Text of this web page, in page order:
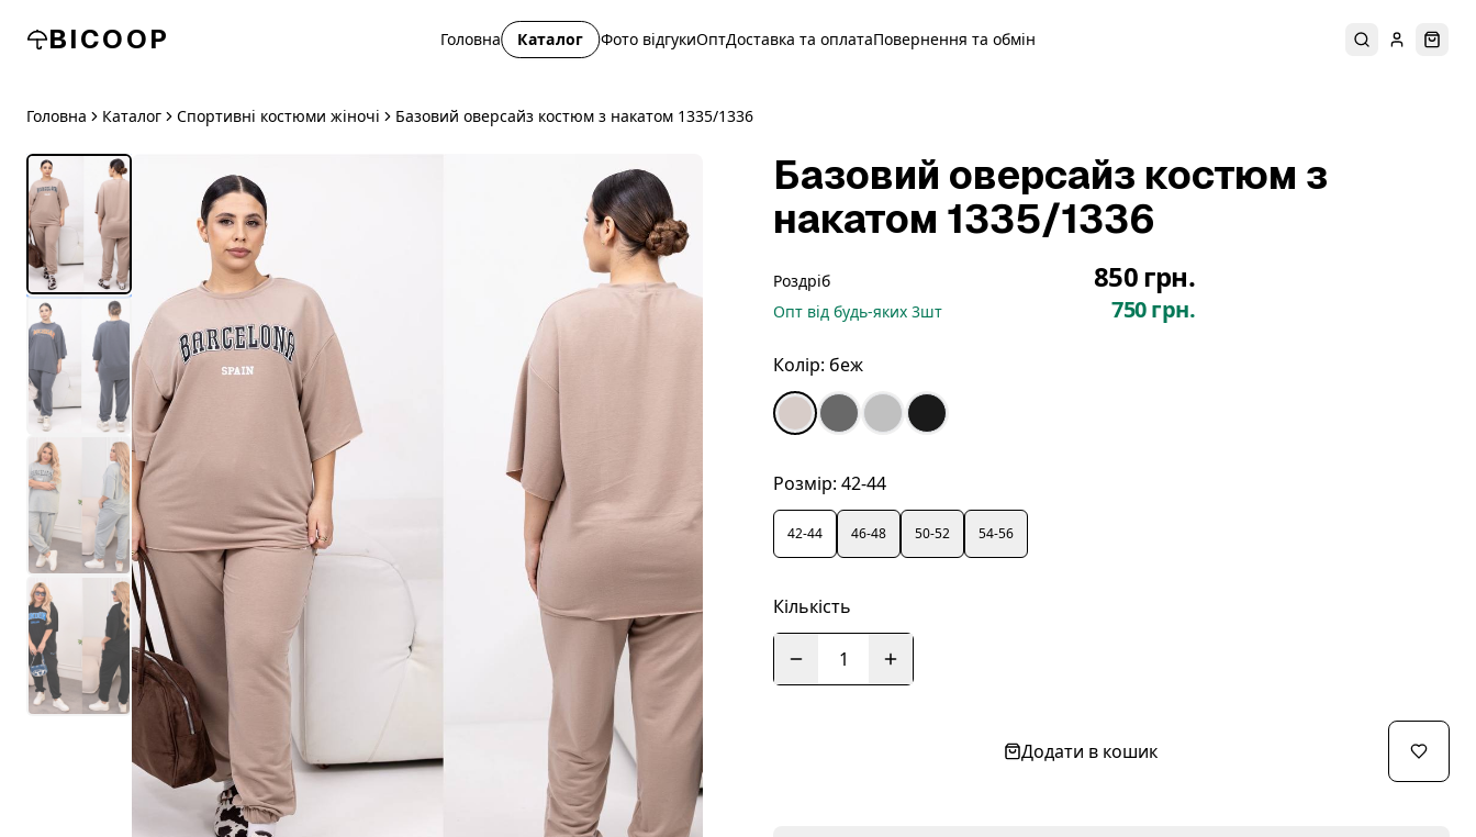
BICOOP Головна Каталог Фото відгукиОптДоставка та оплатаПовернення та обмін ПошукУвійти
Головна Каталог Спортивні костюми жіночі Базовий оверсайз костюм з накатом 1335/1336
Базовий оверсайз костюм з
накатом 1335/1336
Роздріб 850 грн.
Опт від будь-яких 3шт 750 грн.
Колір: беж
Розмір: 42-44
42-44 46-48 50-52 54-56
Кількість
1
Додати в кошик